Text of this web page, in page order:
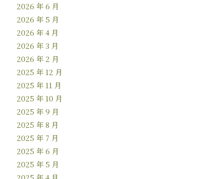
2026 年 6 月
2026 年 5 月
2026 年 4 月
2026 年 3 月
2026 年 2 月
2025 年 12 月
2025 年 11 月
2025 年 10 月
2025 年 9 月
2025 年 8 月
2025 年 7 月
2025 年 6 月
2025 年 5 月